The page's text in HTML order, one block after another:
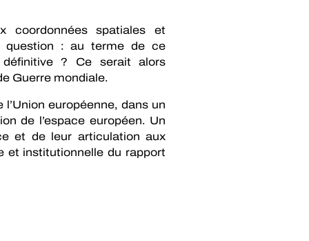
coordonnées spatiales et
question : au terme de ce
définitive ? Ce serait alors
Guerre mondiale.
européenne, dans un
de l’espace européen. Un
et de leur articulation aux
et institutionnelle du rapport